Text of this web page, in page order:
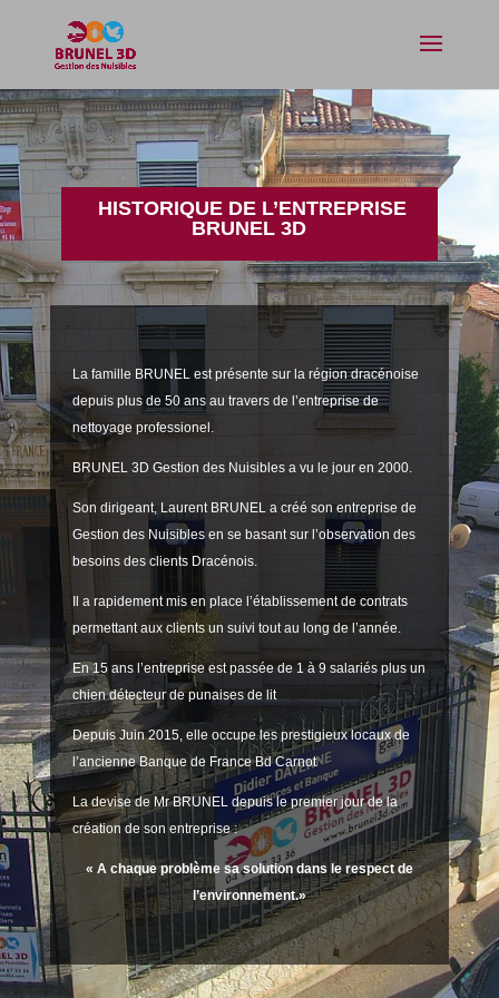
HISTORIQUE DE L’ENTREPRISE
BRUNEL 3D
La famille BRUNEL est présente sur la région dracénoise
depuis plus de 50 ans au travers de l’entreprise de
nettoyage professionel.
BRUNEL 3D Gestion des Nuisibles a vu le jour en 2000.
Son dirigeant, Laurent BRUNEL a créé son entreprise de
Gestion des Nuisibles en se basant sur l’observation des
besoins des clients Dracénois.
Il a rapidement mis en place l’établissement de contrats
permettant aux clients un suivi tout au long de l’année.
En 15 ans l’entreprise est passée de 1 à 9 salariés plus un
chien détecteur de punaises de lit
Depuis Juin 2015, elle occupe les prestigieux locaux de
l’ancienne Banque de France Bd Carnot
La devise de Mr BRUNEL depuis le premier jour de la
création de son entreprise :
« A chaque problème sa solution dans le respect de
l’environnement.»